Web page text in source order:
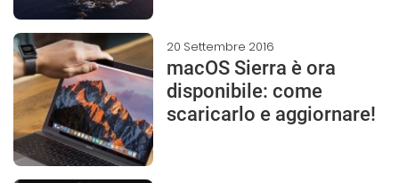
20 Settembre 2016
macOS Sierra è ora
disponibile: come
scaricarlo e aggiornare!